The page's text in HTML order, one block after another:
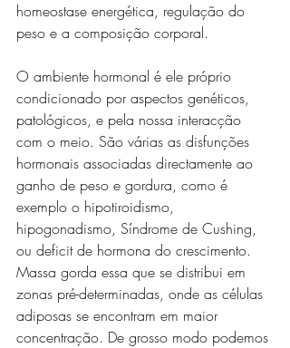
homeostase energética, regulação do
peso e a composição corporal.
O ambiente hormonal é ele próprio
condicionado por aspectos genéticos,
patológicos, e pela nossa interacção
com o meio. São várias as disfunções
hormonais associadas directamente ao
ganho de peso e gordura, como é
exemplo o hipotiroidismo,
hipogonadismo, Síndrome de Cushing,
ou deficit de hormona do crescimento.
Massa gorda essa que se distribui em
zonas pré-determinadas, onde as células
adiposas se encontram em maior
concentração. De grosso modo podemos